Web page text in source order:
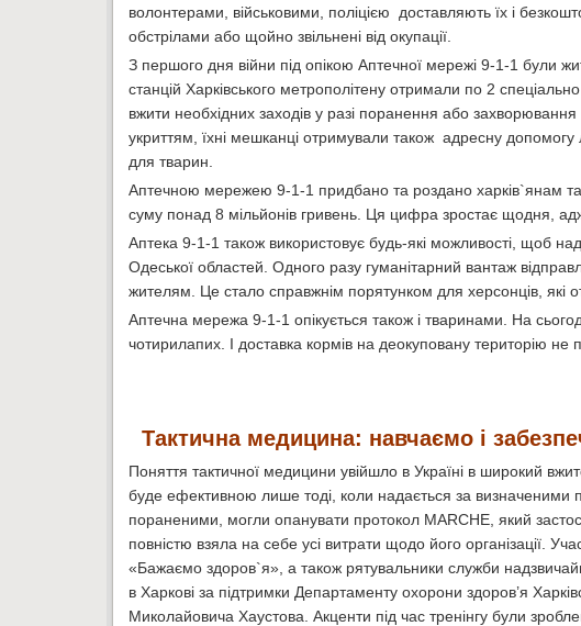
волонтерами, військовими, поліцією доставляють їх і
обстрілами або щойно звільнені від окупації.
З першого дня війни під опікою Аптечної мережі 9-1-1 були
станцій Харківського метрополітену отримали по 2
вжити необхідних заходів у разі поранення або
укриттям, їхні мешканці отримували також адресну
для тварин.
Аптечною мережею 9-1-1 придбано та роздано харків`янам та
суму понад 8 мільйонів гривень. Ця цифра зростає щодня,
Аптека 9-1-1 також використовує будь-які можливості, щоб
Одеської областей. Одного разу гуманітарний вантаж
жителям. Це стало справжнім порятунком для херсонців, які
Аптечна мережа 9-1-1 опікується також і тваринами. На
чотирилапих. І доставка кормів на деокуповану територію не
Тактична медицина: навчаємо і
Поняття тактичної медицини увійшло в Україні в широкий
буде ефективною лише тоді, коли надається за визначеними
пораненими, могли опанувати протокол MARCHE, який
повністю взяла на себе усі витрати щодо його організації.
«Бажаємо здоров`я», а також рятувальники служби
в Харкові за підтримки Департаменту охорони здоров’я
Миколайовича Хаустова. Акценти під час тренінгу були